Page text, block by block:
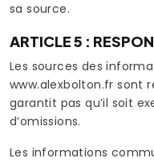
sa source.
ARTICLE 5 :
Les sources des
www.alexbolton.fr sont
garantit pas qu’il soit
d’omissions.
Les informations